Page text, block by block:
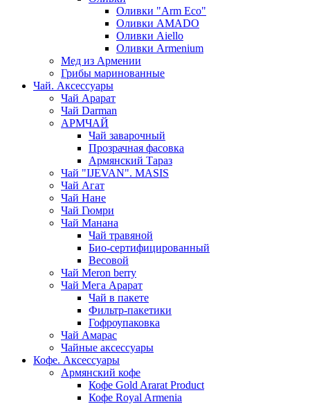
Оливки "Arm Eco"
Оливки AMADO
Оливки Aiello
Оливки Armenium
Мед из Армении
Грибы маринованные
Чай. Аксессуары
Чай Арарат
Чай Darman
АРМЧАЙ
Чай заварочный
Прозрачная фасовка
Армянский Тараз
Чай "IJEVAN". MASIS
Чай Агат
Чай Нане
Чай Гюмри
Чай Манана
Чай травяной
Био-сертифицированный
Весовой
Чай Meron berry
Чай Мега Арарат
Чай в пакете
Фильтр-пакетики
Гофроупаковка
Чай Амарас
Чайные аксессуары
Кофе. Аксессуары
Армянский кофе
Кофе Gold Ararat Product
Кофе Royal Armenia